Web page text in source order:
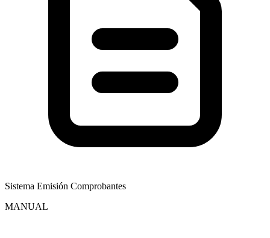
Sistema Emisión Comprobantes
MANUAL